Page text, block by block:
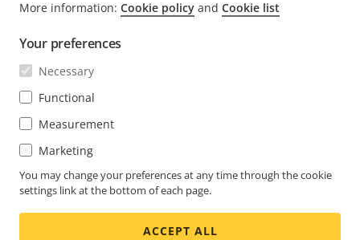
Kontaktieren Sie uns
Experience Center
NEWS & STORYS
Life at Axis
Engineering at Axis
ABONNIEREN
Newsletter abonnieren
Abonnieren Sie die E-Mails mit
Sicherheitsbenachrichtigungen von Axis
GERMANY / DEUTSCH NEWSROOM
More information: Cookie policy and Cookie list
Your preferences
Necessary
Functional
Measurement
Marketing
You may change your preferences at any time through the cookie
settings link at the bottom of each page.
ACCEPT ALL